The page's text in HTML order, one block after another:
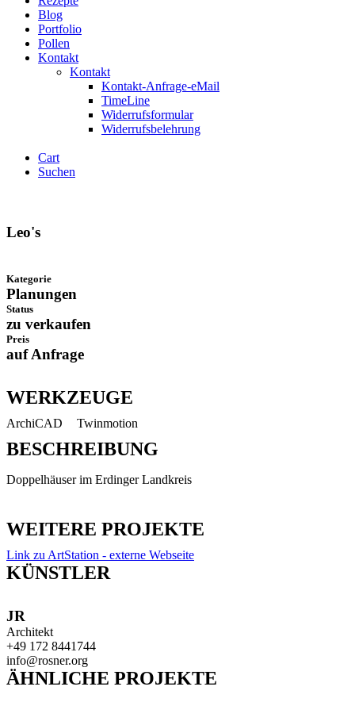
Blog
Portfolio
Pollen
Kontakt
Kontakt
Kontakt-Anfrage-eMail
TimeLine
Widerrufsformular
Widerrufsbelehrung
Cart
Suchen
Leo's
Kategorie
Planungen
Status
zu verkaufen
Preis
auf Anfrage
WERKZEUGE
ArchiCAD Twinmotion
BESCHREIBUNG
Doppelhäuser im Erdinger Landkreis
WEITERE PROJEKTE
Link zu ArtStation - externe Webseite
KÜNSTLER
JR
Architekt
+49 172 8441744
info@rosner.org
ÄHNLICHE PROJEKTE